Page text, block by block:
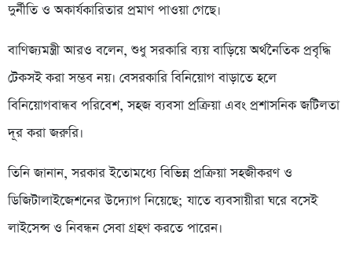
দুর্নীতি ও অকার্যকারিতার প্রমাণ পাওয়া গেছে।
বাণিজ্যমন্ত্রী আরও বলেন, শুধু সরকারি ব্যয় বাড়িয়ে অর্থনৈতিক প্রবৃদ্ধি
টেকসই করা সম্ভব নয়। বেসরকারি বিনিয়োগ বাড়াতে হলে
বিনিয়োগবান্ধব পরিবেশ, সহজ ব্যবসা প্রক্রিয়া এবং প্রশাসনিক জটিলতা
দূর করা জরুরি।
তিনি জানান, সরকার ইতোমধ্যে বিভিন্ন প্রক্রিয়া সহজীকরণ ও
ডিজিটালাইজেশনের উদ্যোগ নিয়েছে; যাতে ব্যবসায়ীরা ঘরে বসেই
লাইসেন্স ও নিবন্ধন সেবা গ্রহণ করতে পারেন।